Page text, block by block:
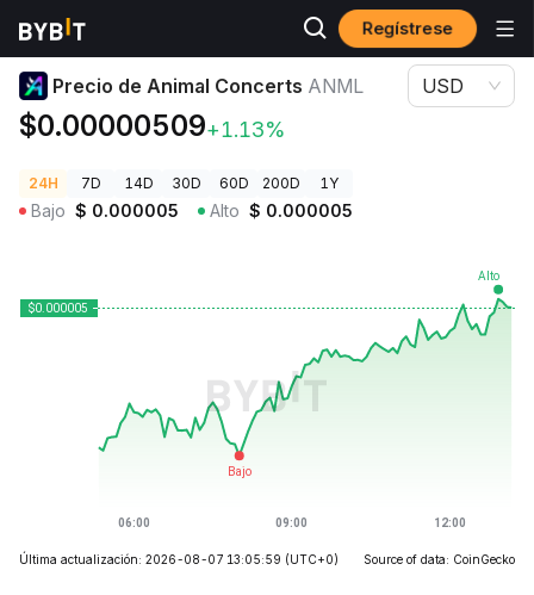
Regístrese
Precios de Criptomonedas Precio de Animal Concerts ANML
Precio de Animal Concerts ANML
$0.00000509+1.13%
USD
24H 7D 14D 30D 60D 200D 1Y
Bajo $ 0.000005 Alto $ 0.000005
Última actualización: 2026-08-07 13:05:59 (UTC+0) Source of data: CoinGecko